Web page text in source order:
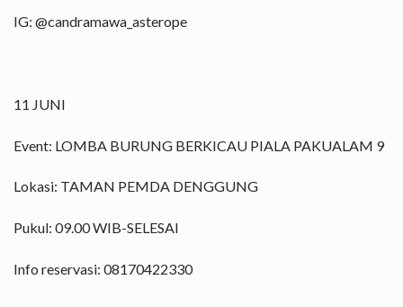
IG: @candramawa_asterope
11 JUNI
Event: LOMBA BURUNG BERKICAU PIALA PAKUALAM 9
Lokasi: TAMAN PEMDA DENGGUNG
Pukul: 09.00 WIB-SELESAI
Info reservasi: 08170422330